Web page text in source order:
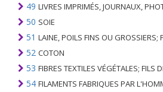
49 LIVRES IMPRIMÉS, JOURNAUX, PHOTOS ET AUTRES PRODUITS DE L'INDUSTRIE DE
50 SOIE
51 LAINE, POILS FINS OU GROSSIERS; FIL
52 COTON
53 FIBRES TEXTILES VÉGÉTALES; FILS DE
54 FILAMENTS FABRIQUES PAR L'HOMME; BANDES ET